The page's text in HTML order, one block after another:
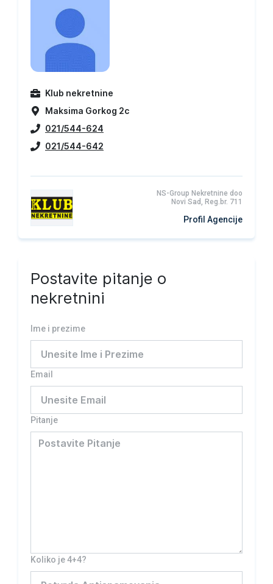
Klub nekretnine
Maksima Gorkog 2c
021/544-624
021/544-642
NS-Group Nekretnine doo
Novi Sad, Reg.br. 711
Profil Agencije
Postavite pitanje o
nekretnini
Ime i prezime
Email
Pitanje
Koliko je 4+4?